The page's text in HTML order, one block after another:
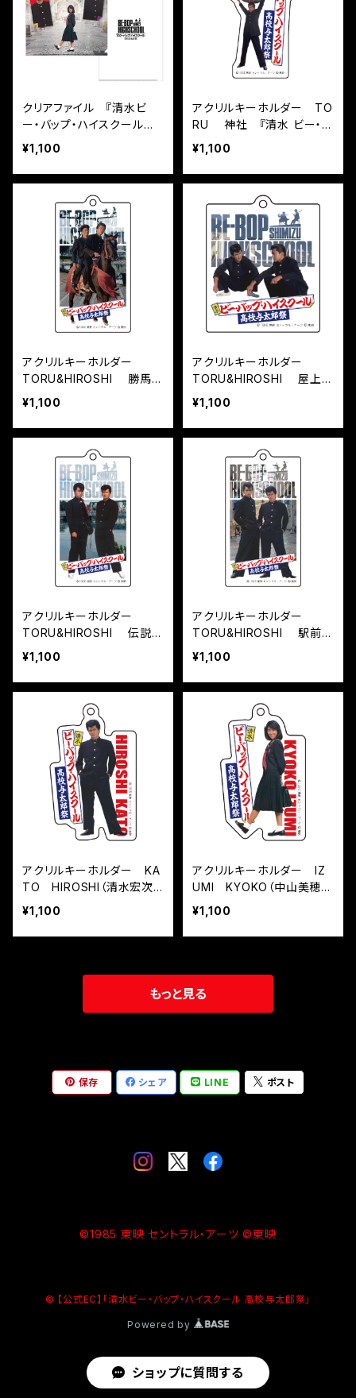
クリアファイル 『清水ビ
ー・バップ・ハイスクール高
校与太郎祭』
¥1,100
アクリルキーホルダー TO
RU 神社 『清水 ビー・バ
ップ・ハイスクール 高校与
太郎祭』
¥1,100
アクリルキーホルダー
TORU&HIROSHI 勝馬
『清水 ビー・バップ・ハイス
クール 高校与太郎祭』
¥1,100
アクリルキーホルダー
TORU&HIROSHI 屋上
『清水 ビー・バップ・ハイス
クール 高校与太郎祭』
¥1,100
アクリルキーホルダー
TORU&HIROSHI 伝説の
鉄橋 『清水 ビー・バップ・
ハイスクール 高校与太郎
祭』
¥1,100
アクリルキーホルダー
TORU&HIROSHI 駅前銀
座 『清水 ビー・バップ・ハ
イスクール 高校与太郎祭』
¥1,100
アクリルキーホルダー KA
TO HIROSHI（清水宏次
朗）『清水 ビー・バップ・ハイ
スクール 高校与太郎祭』
¥1,100
アクリルキーホルダー IZ
UMI KYOKO（中山美穂）
『清水 ビー・バップ・ハイス
クール 高校与太郎祭』
¥1,100
もっと見る
保存 シェア LINE ポスト
©1985 東映 セントラル・アーツ ©東映
© 【公式EC】「清水ビー・バップ・ハイスクール 高校与太郎祭」
Powered by
ショップに質問する